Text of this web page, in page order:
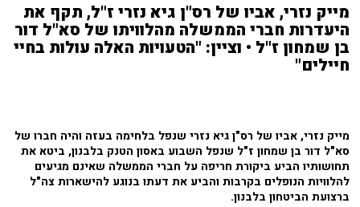
מייק נזרי, אביו של רס"ן גיא נזרי ז"ל, תקף את
היעדרות חברי הממשלה מהלוויתו של סא"ל דור
בן שמחון ז"ל • וציין: "הטעויות האלה עולות בחיי
חיילים"
מייק נזרי, אביו של רס"ן גיא נזרי שנפל בלחימה בעזה והיה חברו של
סא"ל דור בן שמחון ז"ל שנפל השבוע באסון הטנק בלבנון, ביטא את
תחושותיו הביע ביקורת חריפה על חברי הממשלה שאינם מגיעים
להלוויות הנופלים בקרבות והביע את דעתו בנוגע להישארות צה"ל
ברצועת הביטחון בלבנון.